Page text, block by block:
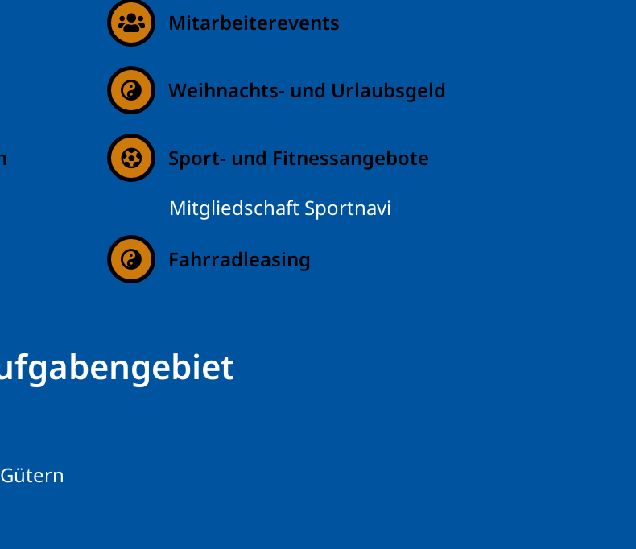
Mitarbeiterevents
Weihnachts- und Urlaubsgeld
Sport- und Fitnessangebote
Mitgliedschaft Sportnavi
Fahrradleasing